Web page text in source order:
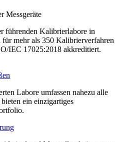
Messgeräte
führenden Kalibrierlabore in
für mehr als 350 Kalibrierverfahren
IEC 17025:2018 akkreditiert.
Labore umfassen nahezu alle
ein einzigartiges